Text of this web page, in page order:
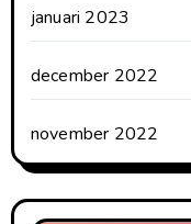
januari 2023
december 2022
november 2022